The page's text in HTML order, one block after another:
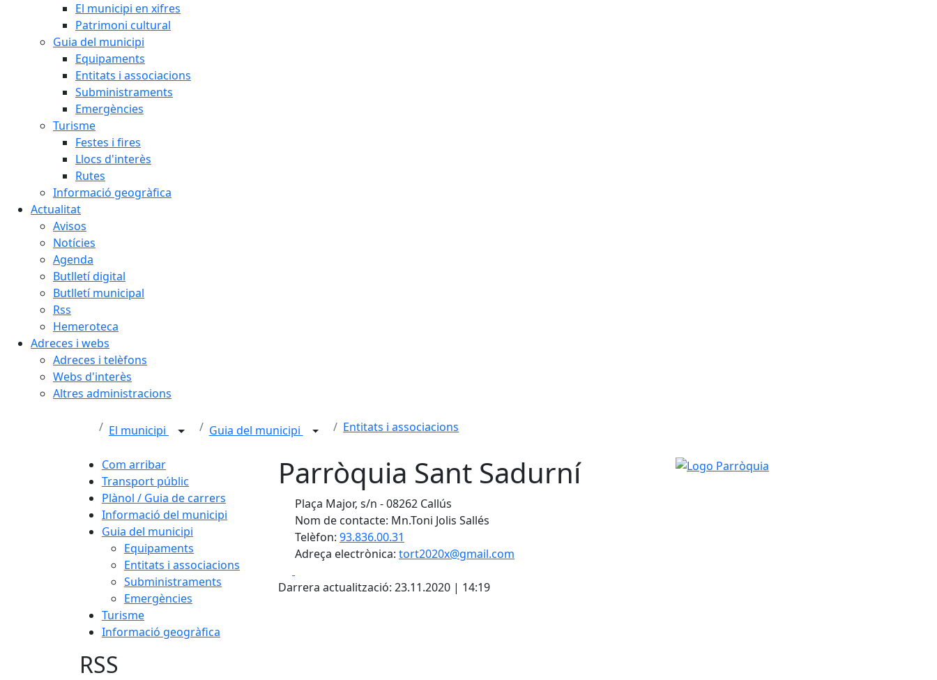
El municipi en xifres
Patrimoni cultural
Guia del municipi
Equipaments
Entitats i associacions
Subministraments
Emergències
Turisme
Festes i fires
Llocs d'interès
Rutes
Informació geogràfica
Actualitat
Avisos
Notícies
Agenda
Butlletí digital
Butlletí municipal
Rss
Hemeroteca
Adreces i webs
Adreces i telèfons
Webs d'interès
Altres administracions
El municipi Guia del municipi Entitats i associacions
Com arribar
Transport públic
Plànol / Guia de carrers
Informació del municipi
Guia del municipi
Equipaments
Entitats i associacions
Subministraments
Emergències
Turisme
Informació geogràfica
Parròquia Sant Sadurní
Plaça Major, s/n - 08262 Callús
Nom de contacte: Mn.Toni Jolis Sallés
Telèfon: 93.836.00.31
Adreça electrònica: tort2020x@gmail.com
Darrera actualització: 23.11.2020 | 14:19
Logo Parròquia
RSS